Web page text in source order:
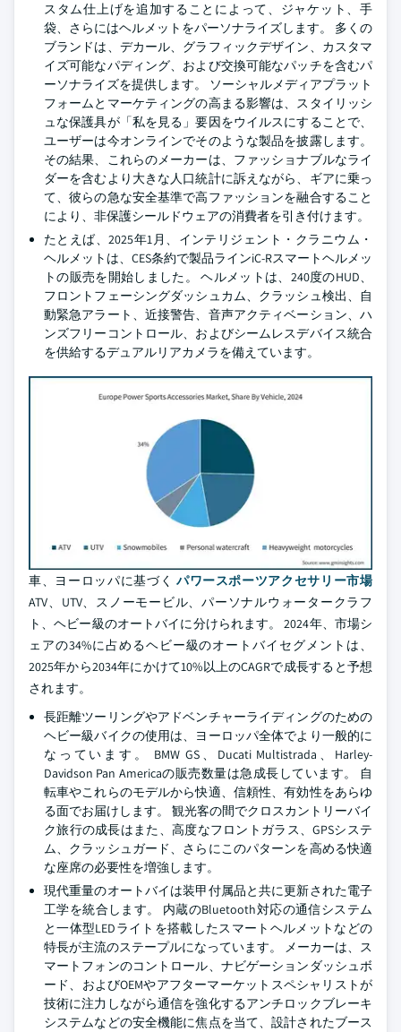
スタム仕上げを追加することによって、ジャケット、手
袋、さらにはヘルメットをパーソナライズします。 多くの
ブランドは、デカール、グラフィックデザイン、カスタマ
イズ可能なパディング、および交換可能なパッチを含むパ
ーソナライズを提供します。 ソーシャルメディアプラット
フォームとマーケティングの高まる影響は、スタイリッシ
ュな保護具が「私を見る」要因をウイルスにすることで、
ユーザーは今オンラインでそのような製品を披露します。
その結果、これらのメーカーは、ファッショナブルなライ
ダーを含むより大きな人口統計に訴えながら、ギアに乗っ
て、彼らの急な安全基準で高ファッションを融合すること
により、非保護シールドウェアの消費者を引き付けます。
たとえば、2025年1月、インテリジェント・クラニウム・
ヘルメットは、CES条約で製品ラインiC-Rスマートヘルメッ
トの販売を開始しました。 ヘルメットは、240度のHUD、
フロントフェーシングダッシュカム、クラッシュ検出、自
動緊急アラート、近接警告、音声アクティベーション、ハ
ンズフリーコントロール、およびシームレスデバイス統合
を供給するデュアルリアカメラを備えています。
車、ヨーロッパに基づく パワースポーツアクセサリー市場
ATV、UTV、スノーモービル、パーソナルウォータークラフ
ト、ヘビー級のオートバイに分けられます。 2024年、市場シ
ェアの34%に占めるヘビー級のオートバイセグメントは、
2025年から2034年にかけて10%以上のCAGRで成長すると予想
されます。
長距離ツーリングやアドベンチャーライディングのための
ヘビー級バイクの使用は、ヨーロッパ全体でより一般的に
なっています。 BMW GS、Ducati Multistrada、Harley-
Davidson Pan Americaの販売数量は急成長しています。 自
転車やこれらのモデルから快適、信頼性、有効性をあらゆ
る面でお届けします。 観光客の間でクロスカントリーバイ
ク旅行の成長はまた、高度なフロントガラス、GPSシステ
ム、クラッシュガード、さらにこのパターンを高める快適
な座席の必要性を増強します。
現代重量のオートバイは装甲付属品と共に更新された電子
工学を統合します。 内蔵のBluetooth対応の通信システム
と一体型LEDライトを搭載したスマートヘルメットなどの
特長が主流のステープルになっています。 メーカーは、ス
マートフォンのコントロール、ナビゲーションダッシュボ
ード、およびOEMやアフターマーケットスペシャリストが
技術に注力しながら通信を強化するアンチロックブレーキ
システムなどの安全機能に焦点を当て、設計されたブース